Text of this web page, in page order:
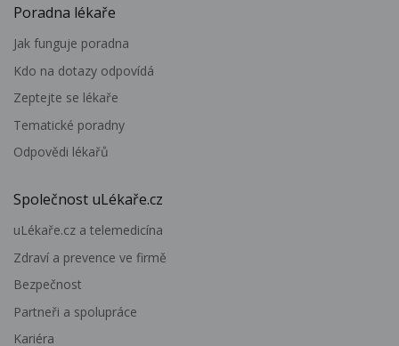
Poradna lékaře
Jak funguje poradna
Kdo na dotazy odpovídá
Zeptejte se lékaře
Tematické poradny
Odpovědi lékařů
Společnost uLékaře.cz
uLékaře.cz a telemedicína
Zdraví a prevence ve firmě
Bezpečnost
Partneři a spolupráce
Kariéra